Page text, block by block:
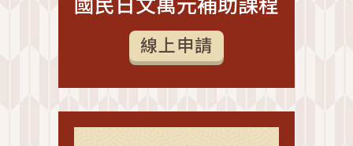
國民日文萬元補助課程
線上申請